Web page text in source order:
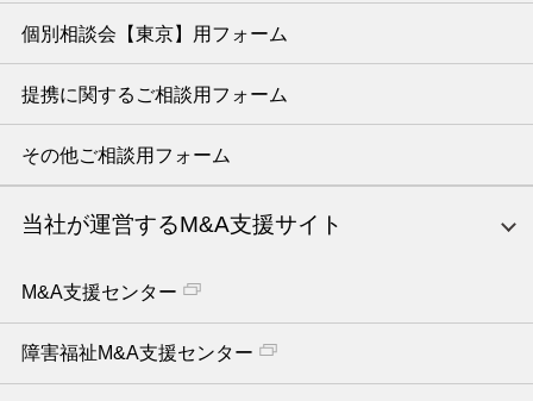
個別相談会【東京】用フォーム
提携に関するご相談用フォーム
その他ご相談用フォーム
当社が運営するM&A支援サイト
M&A支援センター
障害福祉M&A支援センター